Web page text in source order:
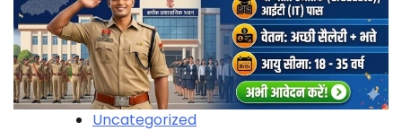
Uncategorized